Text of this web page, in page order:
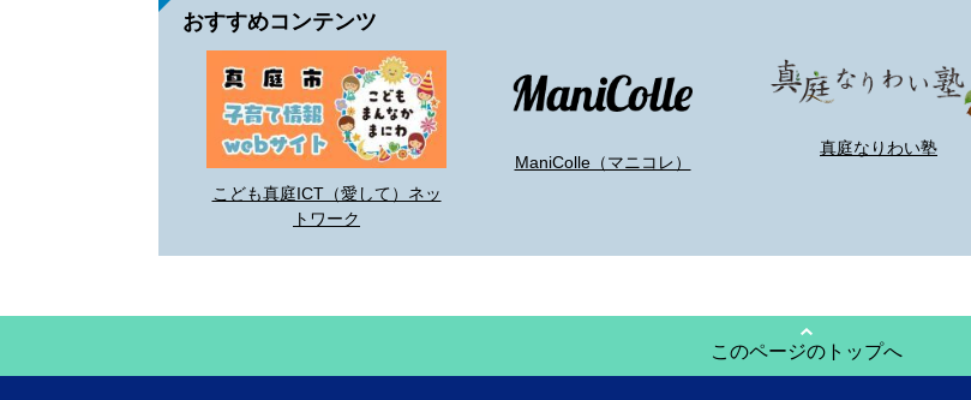
おすすめコンテンツ
こども真庭ICT（愛して）ネッ
トワーク
ManiColle（マニコレ）
真庭なりわい塾
このページのトップへ